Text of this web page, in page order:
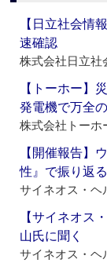
【日立社会情
速確認
株式会社日立社
【トーホー】
発電機で万全
株式会社トーホ
【開催報告】
性』で振り返
サイネオス・ヘ
【サイネオス
山氏に聞く
サイネオス・ヘ